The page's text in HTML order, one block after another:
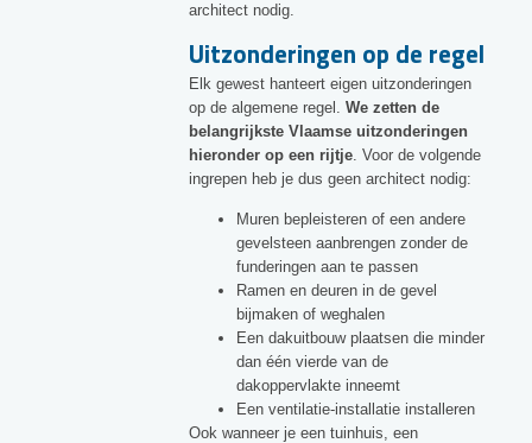
architect nodig.
Uitzonderingen op de regel
Elk gewest hanteert eigen uitzonderingen
op de algemene regel. We zetten de
belangrijkste Vlaamse uitzonderingen
hieronder op een rijtje. Voor de volgende
ingrepen heb je dus geen architect nodig:
Muren bepleisteren of een andere
gevelsteen aanbrengen zonder de
funderingen aan te passen
Ramen en deuren in de gevel
bijmaken of weghalen
Een dakuitbouw plaatsen die minder
dan één vierde van de
dakoppervlakte inneemt
Een ventilatie-installatie installeren
Ook wanneer je een tuinhuis, een